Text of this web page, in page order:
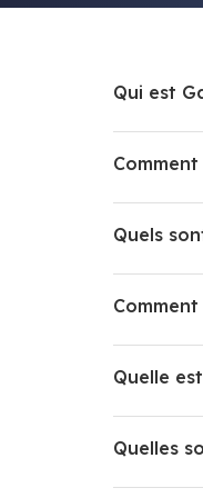
Qui est
Quels
Quelle
Quelles